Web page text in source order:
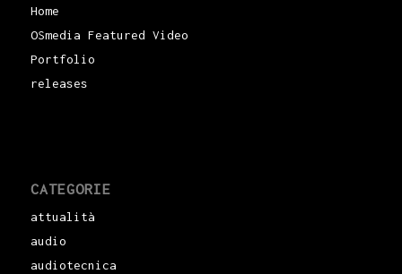
Home
OSmedia Featured Video
Portfolio
releases
CATEGORIE
attualità
audio
audiotecnica